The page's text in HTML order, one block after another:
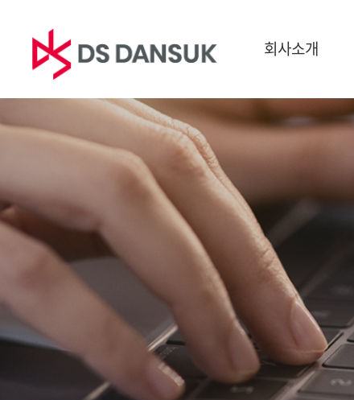
회사소개
회사소개
CEO 인사말
경영이념
사업영역
바이오에너지
배터리 리사이클
플라스틱 리사이클
ESG경